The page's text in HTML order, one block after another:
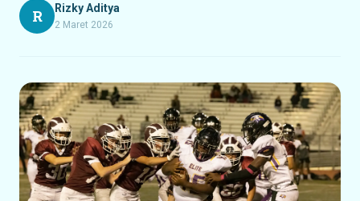
R Rizky Aditya
2 Maret 2026